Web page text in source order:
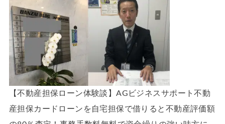
【不動産担保ローン体験談】AGビジネスサポート不動
産担保カードローンを自宅担保で借りると不動産評価額